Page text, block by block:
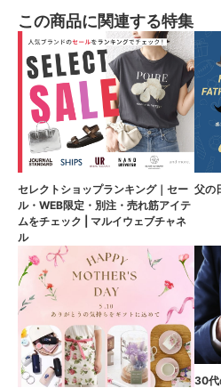
この商品に関連する特集
セレクトショップランキング｜セー
ル・WEB限定・別注・売れ筋アイテ
ムをチェック | マルイウェブチャネ
ル
父の
30代